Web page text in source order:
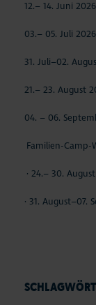
12.– 14. Juni 2026
03.– 05. Juli 2026
31. Juli–02.
21.– 23. August
04. – 06.
Familien-
· 24.– 30.
· 31. August–07.